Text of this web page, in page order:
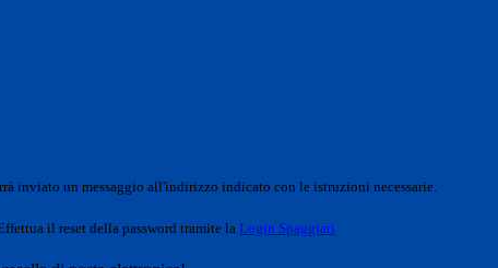
inviato un messaggio all'indirizzo indicato con le istruzioni necessarie.
il reset della password tramite la Login Spaggiari